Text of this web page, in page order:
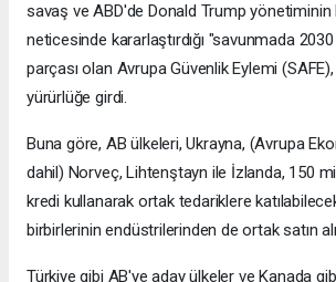
savaş ve ABD'de Donald Trump yönetiminin
neticesinde kararlaştırdığı "savunmada
parçası olan Avrupa Güvenlik Eylemi
yürürlüğe girdi.
Buna göre, AB ülkeleri, Ukrayna, (Avrupa
dahil) Norveç, Lihtenştayn ile İzlanda, 150
kredi kullanarak ortak tedariklere
birbirlerinin endüstrilerinden de ortak satın
Türkiye gibi AB'ye aday ülkeler ve Kanada